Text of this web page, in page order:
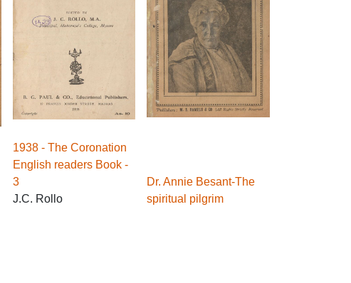
1938 - The Coronation
English readers Book -
3
J.C. Rollo
Dr. Annie Besant-The
spiritual pilgrim